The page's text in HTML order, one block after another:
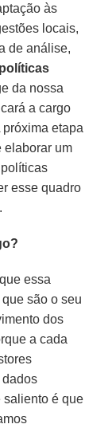
às
locais,
de análise,
políticas
da nossa
a cargo
etapa
elaborar um
esse quadro
essa
são o seu
dos
a cada
saliento é que